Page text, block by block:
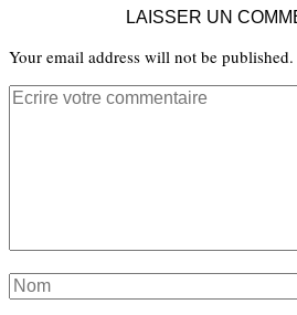
LAISSER UN
Your email address will not be published.